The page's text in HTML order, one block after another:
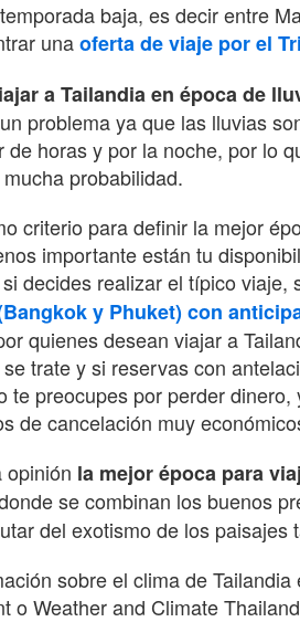
baja, es decir entre
unaoferta de viaje por el
a Tailandia en época de
problema ya que las lluvias
de horas y por la noche, por lo
probabilidad.
criterio para definir la mejor
importante están tu
decides realizar el típico viaje,
y Phuket) con
quienes desean viajar a
trate y si reservas con
te preocupes por perder
de cancelación muy
opinión la mejor época para
se combinan los buenos
del exotismo de los paisajes
sobre el clima de
o Weather and Climate